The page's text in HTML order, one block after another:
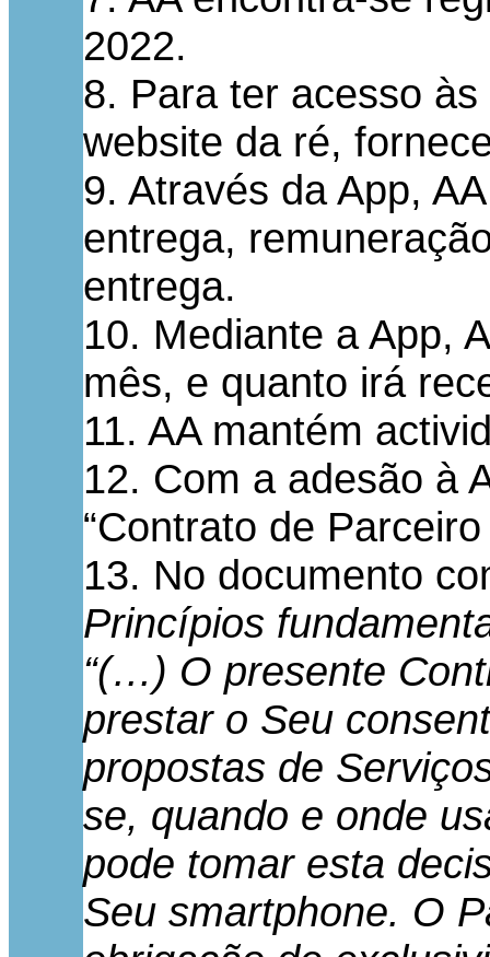
2022.
8. Para ter acesso
website da ré,
9. Através da App,
entrega,
entrega.
10. Mediante a App,
mês, e quanto irá
11. AA mantém
12. Com a adesão à
“Contrato de
13. No documento
Princípios
“(…) O presente
prestar o Seu
propostas de
se, quando e onde
pode tomar esta
Seu smartphone. O